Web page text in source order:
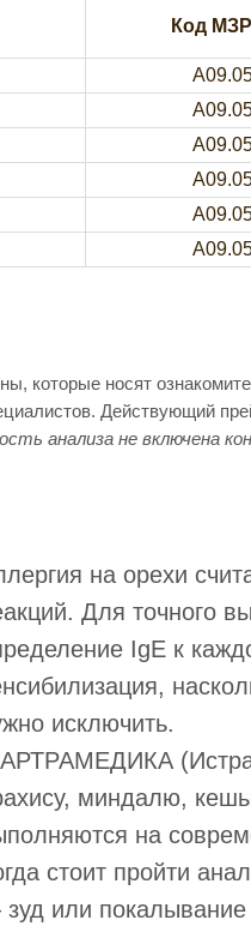
Код
которые носят
Действующий
анализа не включена
на орехи
Для точного
IgE к
исключить.
миндалю,
на
стоит пройти
или покалывание